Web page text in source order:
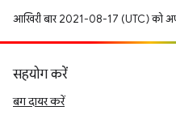
आखिरी बार 2021-08-17 (UTC) को
सहयोग करें
बग दायर करें